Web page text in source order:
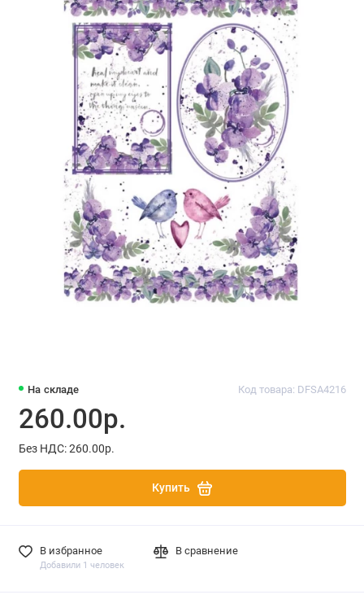
На складе Код товара: DFSA4216
260.00р.
Без НДС: 260.00р.
Купить
В избранное
Добавили 1 человек
В сравнение